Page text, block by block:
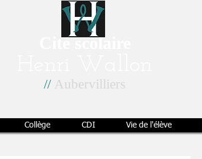
Cité scolaire
//Aubervilliers
Collège CDI Vie de l'élève